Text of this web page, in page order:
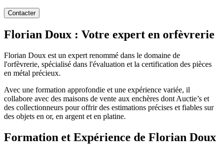
Contacter
Florian Doux : Votre expert en orfèvrerie
Florian Doux est un expert renommé dans le domaine de
l'orfèvrerie, spécialisé dans l'évaluation et la certification des pièces
en métal précieux.
Avec une formation approfondie et une expérience variée, il
collabore avec des maisons de vente aux enchères dont Auctie’s et
des collectionneurs pour offrir des estimations précises et fiables sur
des objets en or, en argent et en platine.
Formation et Expérience de Florian Doux